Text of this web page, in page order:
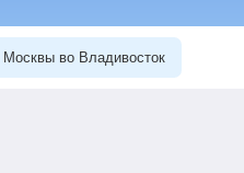
во Владивосток